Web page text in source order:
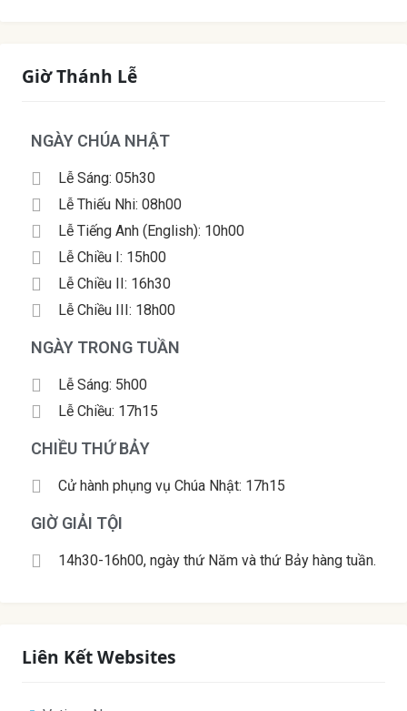
Giờ Thánh Lễ
NGÀY CHÚA NHẬT
Lễ Sáng: 05h30
Lễ Thiếu Nhi: 08h00
Lễ Tiếng Anh (English): 10h00
Lễ Chiều I: 15h00
Lễ Chiều II: 16h30
Lễ Chiều III: 18h00
NGÀY TRONG TUẦN
Lễ Sáng: 5h00
Lễ Chiều: 17h15
CHIỀU THỨ BẢY
Cử hành phụng vụ Chúa Nhật: 17h15
GIỜ GIẢI TỘI
14h30-16h00, ngày thứ Năm và thứ Bảy hàng tuần.
Liên Kết Websites